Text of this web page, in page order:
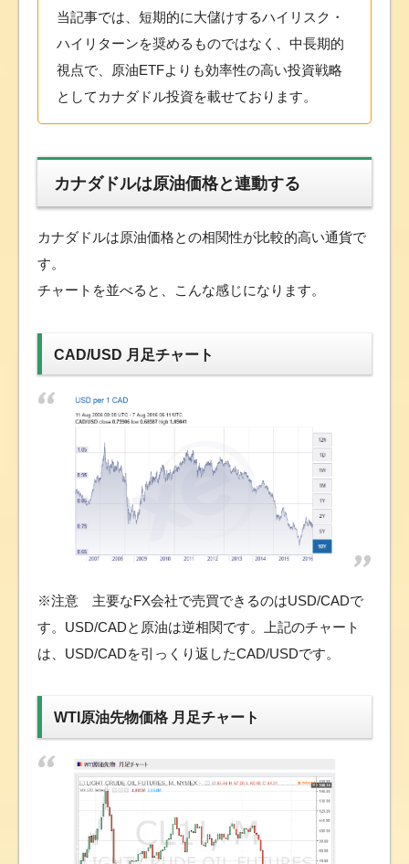
当記事では、短期的に大儲けするハイリスク・
ハイリターンを奨めるものではなく、中長期的
視点で、原油ETFよりも効率性の高い投資戦略
としてカナダドル投資を載せております。
カナダドルは原油価格と連動する
カナダドルは原油価格との相関性が比較的高い通貨で
す。
チャートを並べると、こんな感じになります。
CAD/USD 月足チャート
※注意 主要なFX会社で売買できるのはUSD/CADで
す。USD/CADと原油は逆相関です。上記のチャート
は、USD/CADを引っくり返したCAD/USDです。
WTI原油先物価格 月足チャート